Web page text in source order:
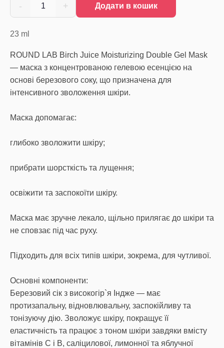
- 1 + Додати в кошик
23 ml
ROUND LAB Birch Juice Moisturizing Double Gel Mask
— маска з концентрованою гелевою есенцією на
основі березового соку, що призначена для
інтенсивного зволоження шкіри.
Маска допомагає:
глибоко зволожити шкіру;
прибрати шорсткість та лущення;
освіжити та заспокоїти шкіру.
Маска має зручне лекало, щільно прилягає до шкіри та
не сповзає під час руху.
Підходить для всіх типів шкіри, зокрема, для чутливої.
Основні компоненти:
Березовий сік з високогір`я Індже — має
протизапальну, відновлювальну, заспокійливу та
тонізуючу дію. Зволожує шкіру, покращує її
еластичність та працює з тоном шкіри завдяки вмісту
вітамінів С і В, саліцилової, лимонної та яблучної